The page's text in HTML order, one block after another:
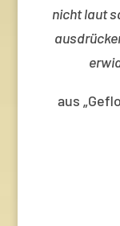
nicht laut
aus